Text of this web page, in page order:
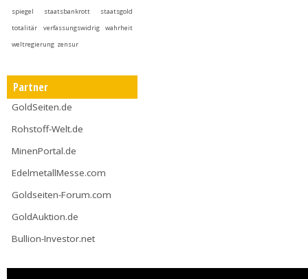
spiegel
staatsbankrott
staatsgold
totalitär
verfassungswidrig
wahrheit
weltregierung zensur
Partner
GoldSeiten.de
Rohstoff-Welt.de
MinenPortal.de
EdelmetallMesse.com
Goldseiten-Forum.com
GoldAuktion.de
Bullion-Investor.net